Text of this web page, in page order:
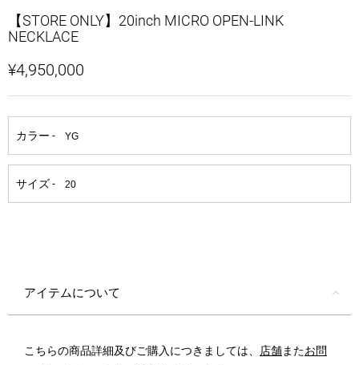
【STORE ONLY】20inch MICRO OPEN-LINK
NECKLACE
¥4,950,000
アイテムについて
こちらの商品詳細及びご購入につきましては、 店舗またお問